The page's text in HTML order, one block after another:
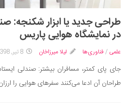
طراحی جدید یا ابزار شکنجه:
در نمایشگاه هوایی پاریس
علمی / فناوری‌ها لیلا میرزاخان 8 تیر, 1398
جای پای کمتر، مسافران بیشتر: صندلی
طراحان آن ادعا می‌کنند سفرهای هوایی را